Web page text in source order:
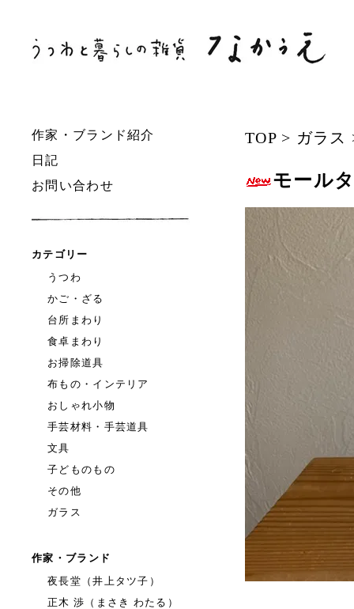
作家・ブランド紹介
日記
お問い合わせ
カテゴリー
うつわ
かご・ざる
台所まわり
食卓まわり
お掃除道具
布もの・インテリア
おしゃれ小物
手芸材料・手芸道具
文具
子どものもの
その他
ガラス
作家・ブランド
夜長堂（井上タツ子）
正木 渉（まさき わたる）
TOP> ガラス
モール